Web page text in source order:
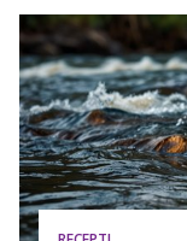
pripravljala
v kateri se je